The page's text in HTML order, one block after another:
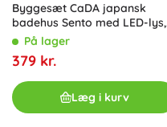
Byggesæt CaDA japansk
badehus Sento med LED-lys,
1249 dele
På lager
379 kr.
Læg i kurv